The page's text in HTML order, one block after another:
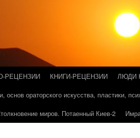
РЕЦЕНЗИИ КНИГИ-РЕЦЕНЗИИ ЛЮДИ
основ ораторского искусства, пластики,
миров. Потаенный Киев-2